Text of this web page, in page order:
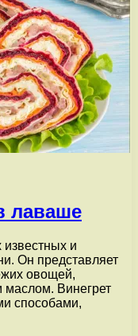
лаваше
и
Он представляет
овощей,
маслом. Винегрет
способами,